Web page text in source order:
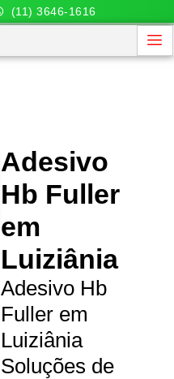
(11) 3646-1616
Adesivo
Hb Fuller
em
Luiziânia
Adesivo Hb
Fuller em
Luiziânia
Soluções de